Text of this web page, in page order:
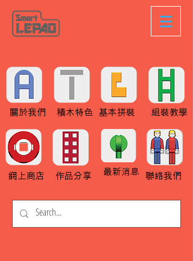
關於我們 積木特色 基本拼裝 組裝教學
網上商店 作品分享 最新消息 聯絡我們